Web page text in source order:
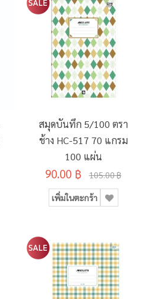
สมุดบันทึก 5/100 ตรา
ช้าง HC-517 70 แกรม
100 แผ่น
90.00 ฿ 105.00 ฿
เพิ่มในตะกร้า